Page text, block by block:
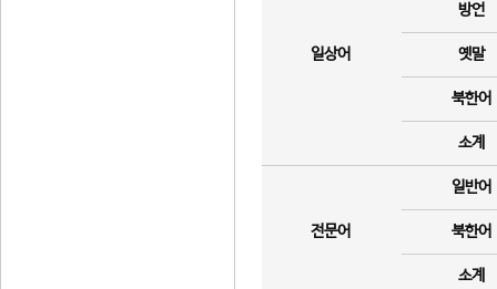
일상어
방언
옛말
북한어
소계
전문어
일반어
북한어
소계